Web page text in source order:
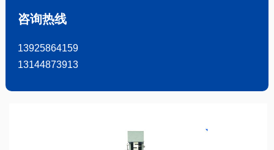
咨询热线
13925864159
13144873913